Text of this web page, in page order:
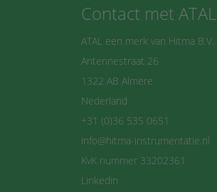
Contact met ATAL
ATAL een merk van Hitma B.V.
Antennestraat 26
1322 AB Almere
Nederland
+31 (0)36 535 0651
info@hitma-instrumentatie.nl
KvK nummer 33202361
Linkedin